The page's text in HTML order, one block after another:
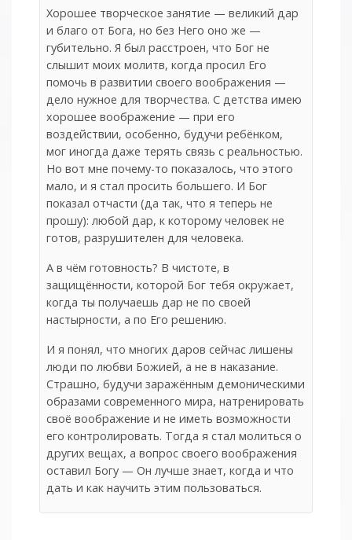
Хорошее творческое занятие — великий дар
и благо от Бога, но без Него оно же —
губительно. Я был расстроен, что Бог не
слышит моих молитв, когда просил Его
помочь в развитии своего воображения —
дело нужное для творчества. С детства имею
хорошее воображение — при его
воздействии, особенно, будучи ребёнком,
мог иногда даже терять связь с реальностью.
Но вот мне почему-то показалось, что этого
мало, и я стал просить большего. И Бог
показал отчасти (да так, что я теперь не
прошу): любой дар, к которому человек не
готов, разрушителен для человека.
А в чём готовность? В чистоте, в
защищённости, которой Бог тебя окружает,
когда ты получаешь дар не по своей
настырности, а по Его решению.
И я понял, что многих даров сейчас лишены
люди по любви Божией, а не в наказание.
Страшно, будучи заражённым демоническими
образами современного мира, натренировать
своё воображение и не иметь возможности
его контролировать. Тогда я стал молиться о
других вещах, а вопрос своего воображения
оставил Богу — Он лучше знает, когда и что
дать и как научить этим пользоваться.